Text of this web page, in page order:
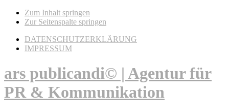
Zum Inhalt springen
Zur Seitenspalte springen
DATENSCHUTZERKLÄRUNG
IMPRESSUM
ars publicandi© | Agentur für
PR & Kommunikation